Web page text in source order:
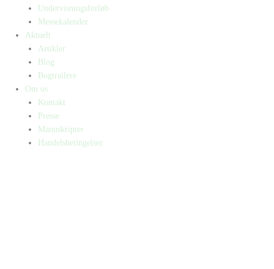
Undervisningsforløb
Messekalender
Aktuelt
Artikler
Blog
Bogtrailere
Om os
Kontakt
Presse
Manuskripter
Handelsbetingelser